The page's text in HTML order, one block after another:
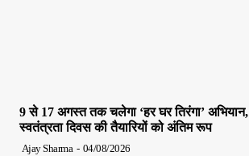
9 से 17 अगस्त तक चलेगा ‘हर घर तिरंगा’ अभियान,
स्वतंत्रता दिवस की तैयारियों को अंतिम रूप
Ajay Sharma - 04/08/2026